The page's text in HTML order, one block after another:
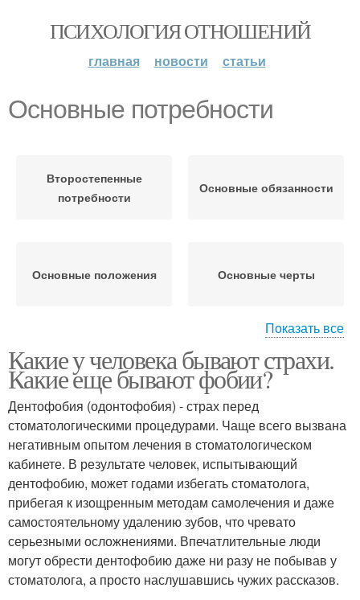
ПСИХОЛОГИЯ ОТНОШЕНИЙ
главная новости статьи
Основные потребности
Второстепенные
потребности
Основные обязанности
Основные положения Основные черты
потребности
Показать все
Какие у человека бывают страхи.
Какие еще бывают фобии?
Дентофобия (одонтофобия) - страх перед
стоматологическими процедурами. Чаще всего вызвана
негативным опытом лечения в стоматологическом
кабинете. В результате человек, испытывающий
дентофобию, может годами избегать стоматолога,
прибегая к изощренным методам самолечения и даже
самостоятельному удалению зубов, что чревато
серьезными осложнениями. Впечатлительные люди
могут обрести дентофобию даже ни разу не побывав у
стоматолога, а просто наслушавшись чужих рассказов.